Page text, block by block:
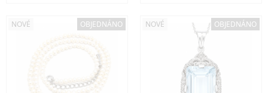
NOVÉ OBJEDNÁNO NOVÉ OBJEDNÁNO